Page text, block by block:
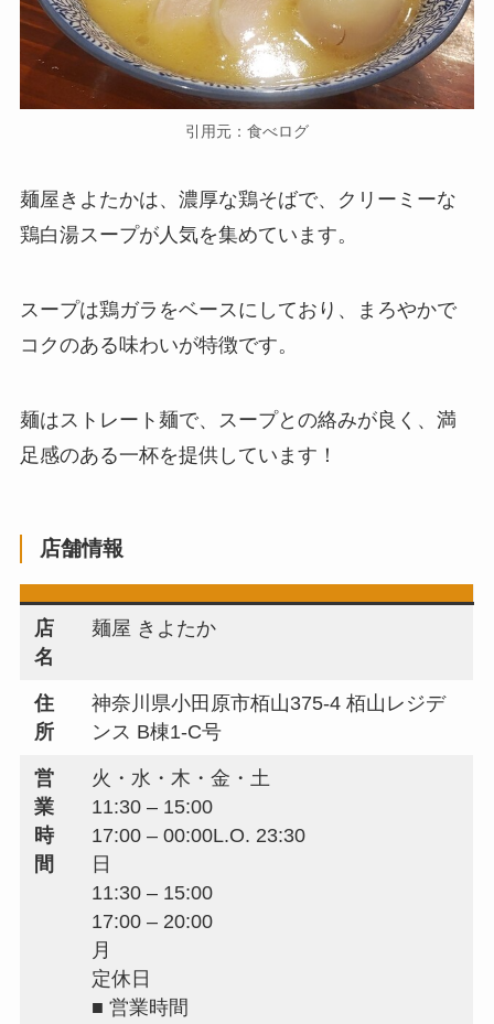
引用元：食べログ
麺屋きよたかは、濃厚な鶏そばで、クリーミーな
鶏白湯スープが人気を集めています。
スープは鶏ガラをベースにしており、まろやかで
コクのある味わいが特徴です。
麺はストレート麺で、スープとの絡みが良く、満
足感のある一杯を提供しています！
店舗情報
店
名
麺屋 きよたか
住
所
神奈川県小田原市栢山375-4 栢山レジデ
ンス B棟1-C号
営
業
時
間
火・水・木・金・土
11:30 – 15:00
17:00 – 00:00L.O. 23:30
日
11:30 – 15:00
17:00 – 20:00
月
定休日
■ 営業時間